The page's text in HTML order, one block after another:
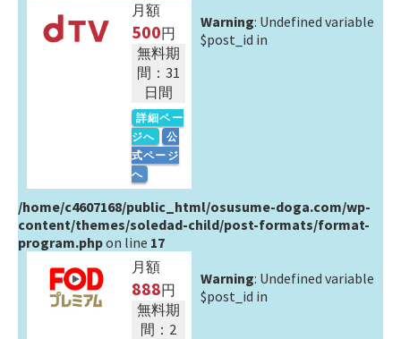
月額
500円
無料期
間：31
日間
詳細ペー
ジへ
公
式ページ
へ
Warning: Undefined variable
$post_id in
/home/c4607168/public_html/osusume-doga.com/wp-
content/themes/soledad-child/post-formats/format-
program.phpon line 17
月額
888円
無料期
間：2
Warning: Undefined variable
$post_id in